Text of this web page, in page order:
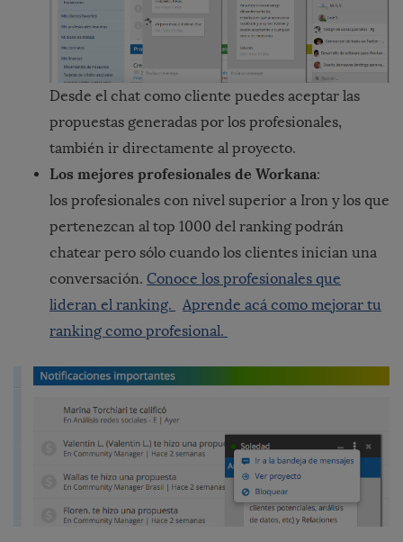
Desde el chat como cliente puedes aceptar las
propuestas generadas por los profesionales,
también ir directamente al proyecto.
Los mejores profesionales de Workana:
los profesionales con nivel superior a Iron y los que
pertenezcan al top 1000 del ranking podrán
chatear pero sólo cuando los clientes inician una
conversación. Conoce los profesionales que
lideran el ranking.
Aprende acá como mejorar tu
ranking como profesional.